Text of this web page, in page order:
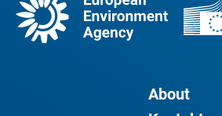
About